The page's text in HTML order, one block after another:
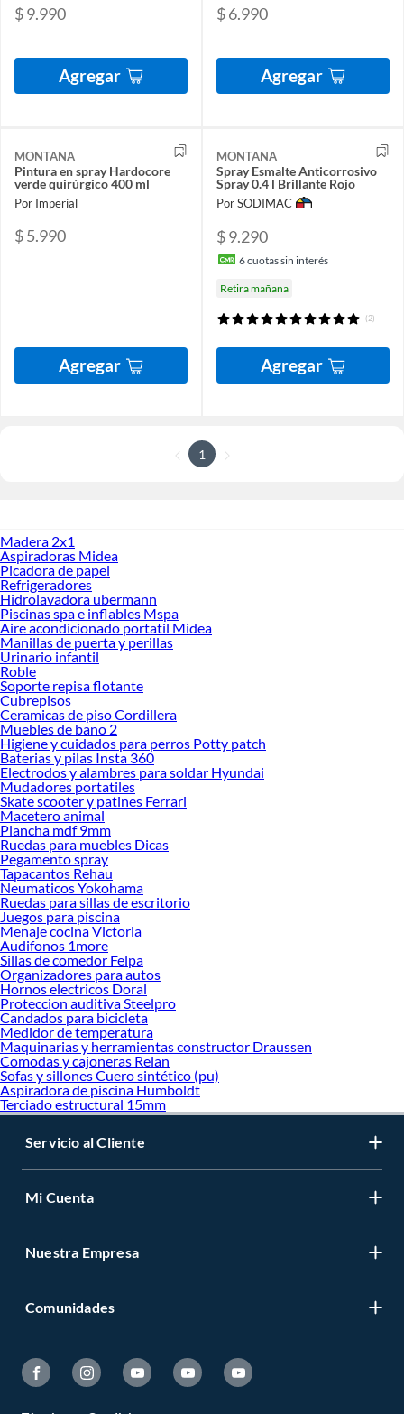
$ 9.990
Agregar
$ 6.990
Agregar
MONTANA
Pintura en spray Hardocore
verde quirúrgico 400 ml
Por Imperial
$ 5.990
Agregar
MONTANA
Spray Esmalte Anticorrosivo
Spray 0.4 l Brillante Rojo
Por SODIMAC
$ 9.290
6cuotas sin interés
Retira mañana
(2)
Agregar
1
Madera 2x1
Aspiradoras Midea
Picadora de papel
Refrigeradores
Hidrolavadora ubermann
Piscinas spa e inflables Mspa
Aire acondicionado portatil Midea
Manillas de puerta y perillas
Urinario infantil
Roble
Soporte repisa flotante
Cubrepisos
Ceramicas de piso Cordillera
Muebles de bano 2
Higiene y cuidados para perros Potty patch
Baterias y pilas Insta 360
Electrodos y alambres para soldar Hyundai
Mudadores portatiles
Skate scooter y patines Ferrari
Macetero animal
Plancha mdf 9mm
Ruedas para muebles Dicas
Pegamento spray
Tapacantos Rehau
Neumaticos Yokohama
Ruedas para sillas de escritorio
Juegos para piscina
Menaje cocina Victoria
Audifonos 1more
Sillas de comedor Felpa
Organizadores para autos
Hornos electricos Doral
Proteccion auditiva Steelpro
Candados para bicicleta
Medidor de temperatura
Maquinarias y herramientas constructor Draussen
Comodas y cajoneras Relan
Sofas y sillones Cuero sintético (pu)
Aspiradora de piscina Humboldt
Terciado estructural 15mm
Servicio al Cliente
Mi Cuenta
Nuestra Empresa
Comunidades